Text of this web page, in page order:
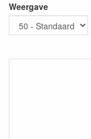
Weergave